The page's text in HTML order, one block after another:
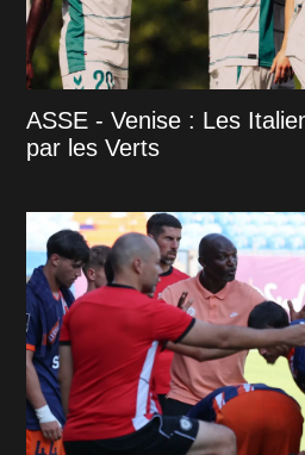
ASSE - Venise : Les
par les Verts